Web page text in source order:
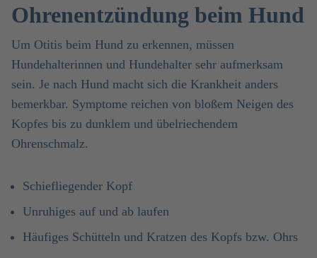
Ohrenentzündung beim Hund
Um Otitis beim Hund zu erkennen, müssen
Hundehalterinnen und Hundehalter sehr aufmerksam
sein. Je nach Hund macht sich die Krankheit anders
bemerkbar. Symptome reichen von bloßem Neigen des
Kopfes bis zu dunklem und übelriechendem
Ohrenschmalz.
Schiefliegender Kopf
Unruhiges auf und ab laufen
Häufiges Schütteln und Kratzen des Kopfs bzw. Ohrs